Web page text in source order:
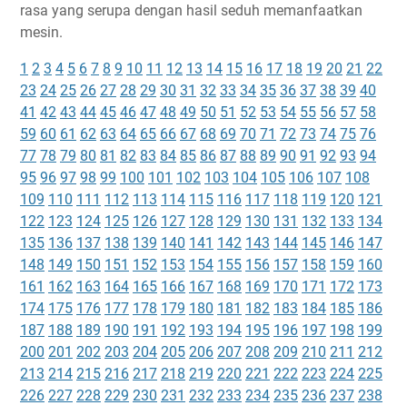
rasa yang serupa dengan hasil seduh memanfaatkan
mesin.
1 2 3 4 5 6 7 8 9 10 11 12 13 14 15 16 17 18 19 20 21 22
23 24 25 26 27 28 29 30 31 32 33 34 35 36 37 38 39 40
41 42 43 44 45 46 47 48 49 50 51 52 53 54 55 56 57 58
59 60 61 62 63 64 65 66 67 68 69 70 71 72 73 74 75 76
77 78 79 80 81 82 83 84 85 86 87 88 89 90 91 92 93 94
95 96 97 98 99 100 101 102 103 104 105 106 107 108
109 110 111 112 113 114 115 116 117 118 119 120 121
122 123 124 125 126 127 128 129 130 131 132 133 134
135 136 137 138 139 140 141 142 143 144 145 146 147
148 149 150 151 152 153 154 155 156 157 158 159 160
161 162 163 164 165 166 167 168 169 170 171 172 173
174 175 176 177 178 179 180 181 182 183 184 185 186
187 188 189 190 191 192 193 194 195 196 197 198 199
200 201 202 203 204 205 206 207 208 209 210 211 212
213 214 215 216 217 218 219 220 221 222 223 224 225
226 227 228 229 230 231 232 233 234 235 236 237 238